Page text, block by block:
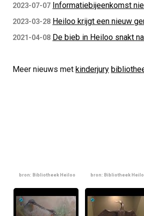
2023-07-07 Informatiebijeenkomst
2023-03-28 Heiloo krijgt een nieuw
2021-04-08 De bieb in Heiloo snakt
Meer nieuws met kinderjury
bron: Bibliotheek Heiloo bron: Bibliotheek